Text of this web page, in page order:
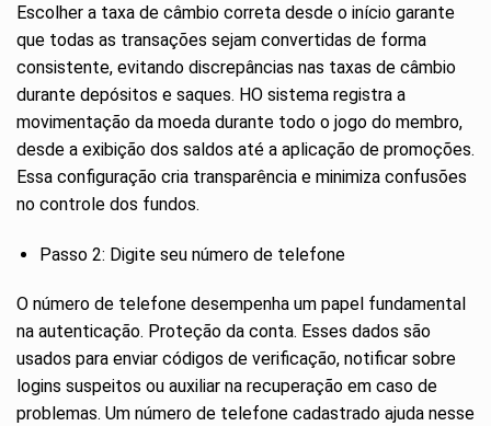
Escolher a taxa de câmbio correta desde o início garante
que todas as transações sejam convertidas de forma
consistente, evitando discrepâncias nas taxas de câmbio
durante depósitos e saques. HO sistema registra a
movimentação da moeda durante todo o jogo do membro,
desde a exibição dos saldos até a aplicação de promoções.
Essa configuração cria transparência e minimiza confusões
no controle dos fundos.
Passo 2: Digite seu número de telefone
O número de telefone desempenha um papel fundamental
na autenticação. Proteção da conta. Esses dados são
usados ​​para enviar códigos de verificação, notificar sobre
logins suspeitos ou auxiliar na recuperação em caso de
problemas. Um número de telefone cadastrado ajuda nesse